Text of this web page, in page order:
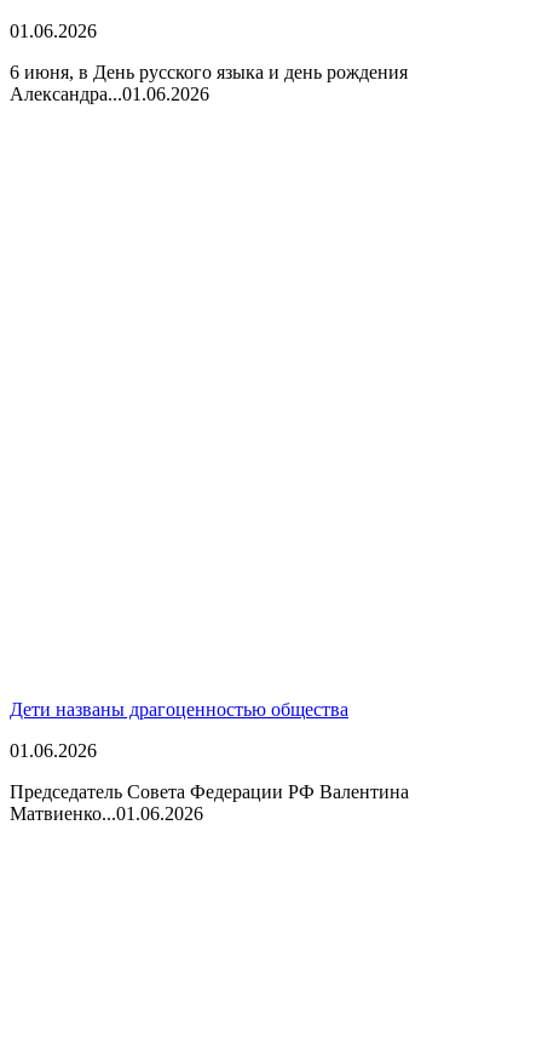
01.06.2026
6 июня, в День русского языка и день рождения
Александра...01.06.2026
Дети названы драгоценностью общества
01.06.2026
Председатель Совета Федерации РФ Валентина
Матвиенко...01.06.2026